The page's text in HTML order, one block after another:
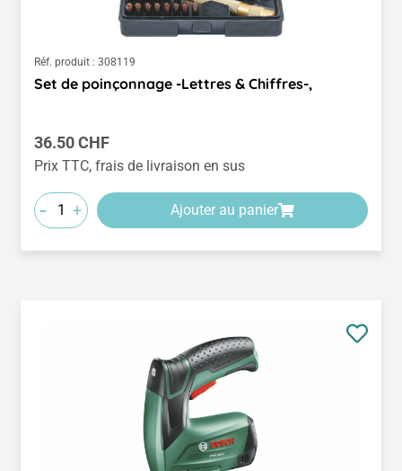
Réf. produit : 308119
Set de poinçonnage -Lettres & Chiffres-,
Prix régulier :
36.50 CHF
Prix TTC, frais de livraison en sus
- + Ajouter au panier